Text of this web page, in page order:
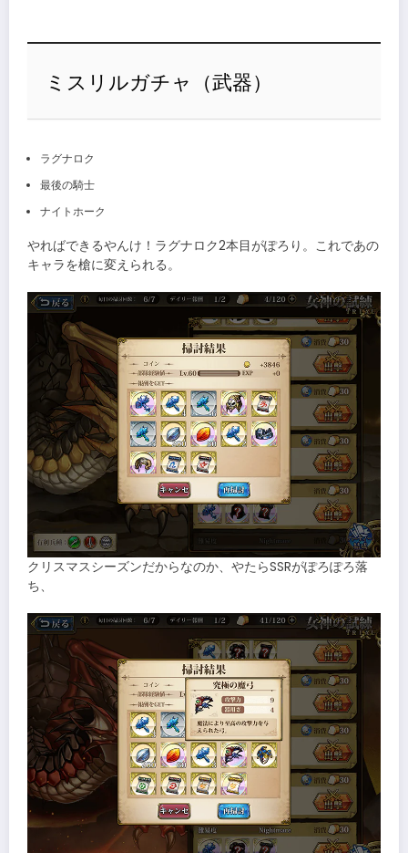
ミスリルガチャ（武器）
ラグナロク
最後の騎士
ナイトホーク
やればできるやんけ！ラグナロク2本目がぽろり。これであの
キャラを槍に変えられる。
クリスマスシーズンだからなのか、やたらSSRがぽろぽろ落
ち、